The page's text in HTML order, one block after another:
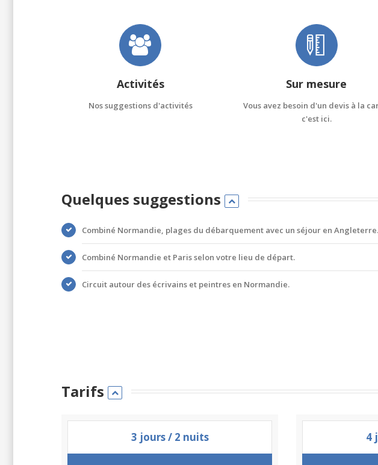
Activités
Nos suggestions d'activités
Sur mesure
Vous avez besoin d'un devis à la
c'est ici.
Quelques suggestions
Combiné Normandie, plages du débarquement avec un séjour en Angleterre.
Combiné Normandie et Paris selon votre lieu de départ.
Circuit autour des écrivains et peintres en Normandie.
Tarifs
3 jours / 2 nuits 4